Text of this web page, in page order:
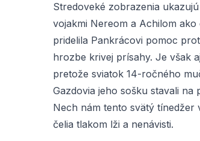
Stredoveké zobrazenia
vojakmi Nereom a Achilom
pridelila Pankrácovi pomoc
hrozbe krivej prísahy. Je však
pretože sviatok 14-ročného
Gazdovia jeho sošku stavali na
Nech nám tento svätý tínedžer
čelia tlakom lži a nenávisti.